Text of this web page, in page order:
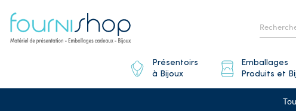
Présentoirs
à Bijoux
Emballages
Produits et